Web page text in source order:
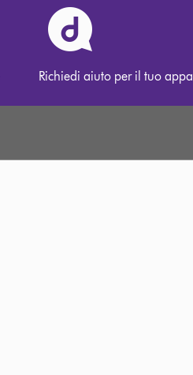
Richiedi aiuto per il tuo